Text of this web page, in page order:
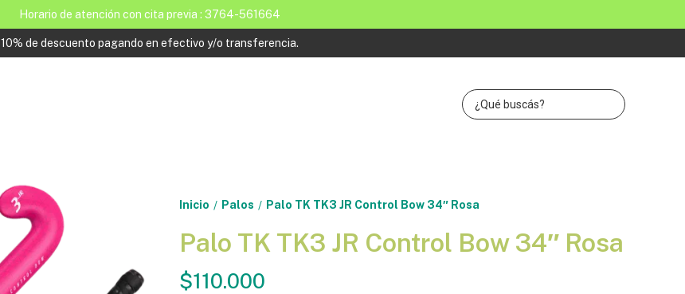
Horario de atención con cita previa : 3764-561664
10% de descuento pagando en efectivo y/o transferencia.
Inicio / Palos / Palo TK TK3 JR Control Bow 34″ Rosa
Palo TK TK3 JR Control Bow 34″ Rosa
$110.000